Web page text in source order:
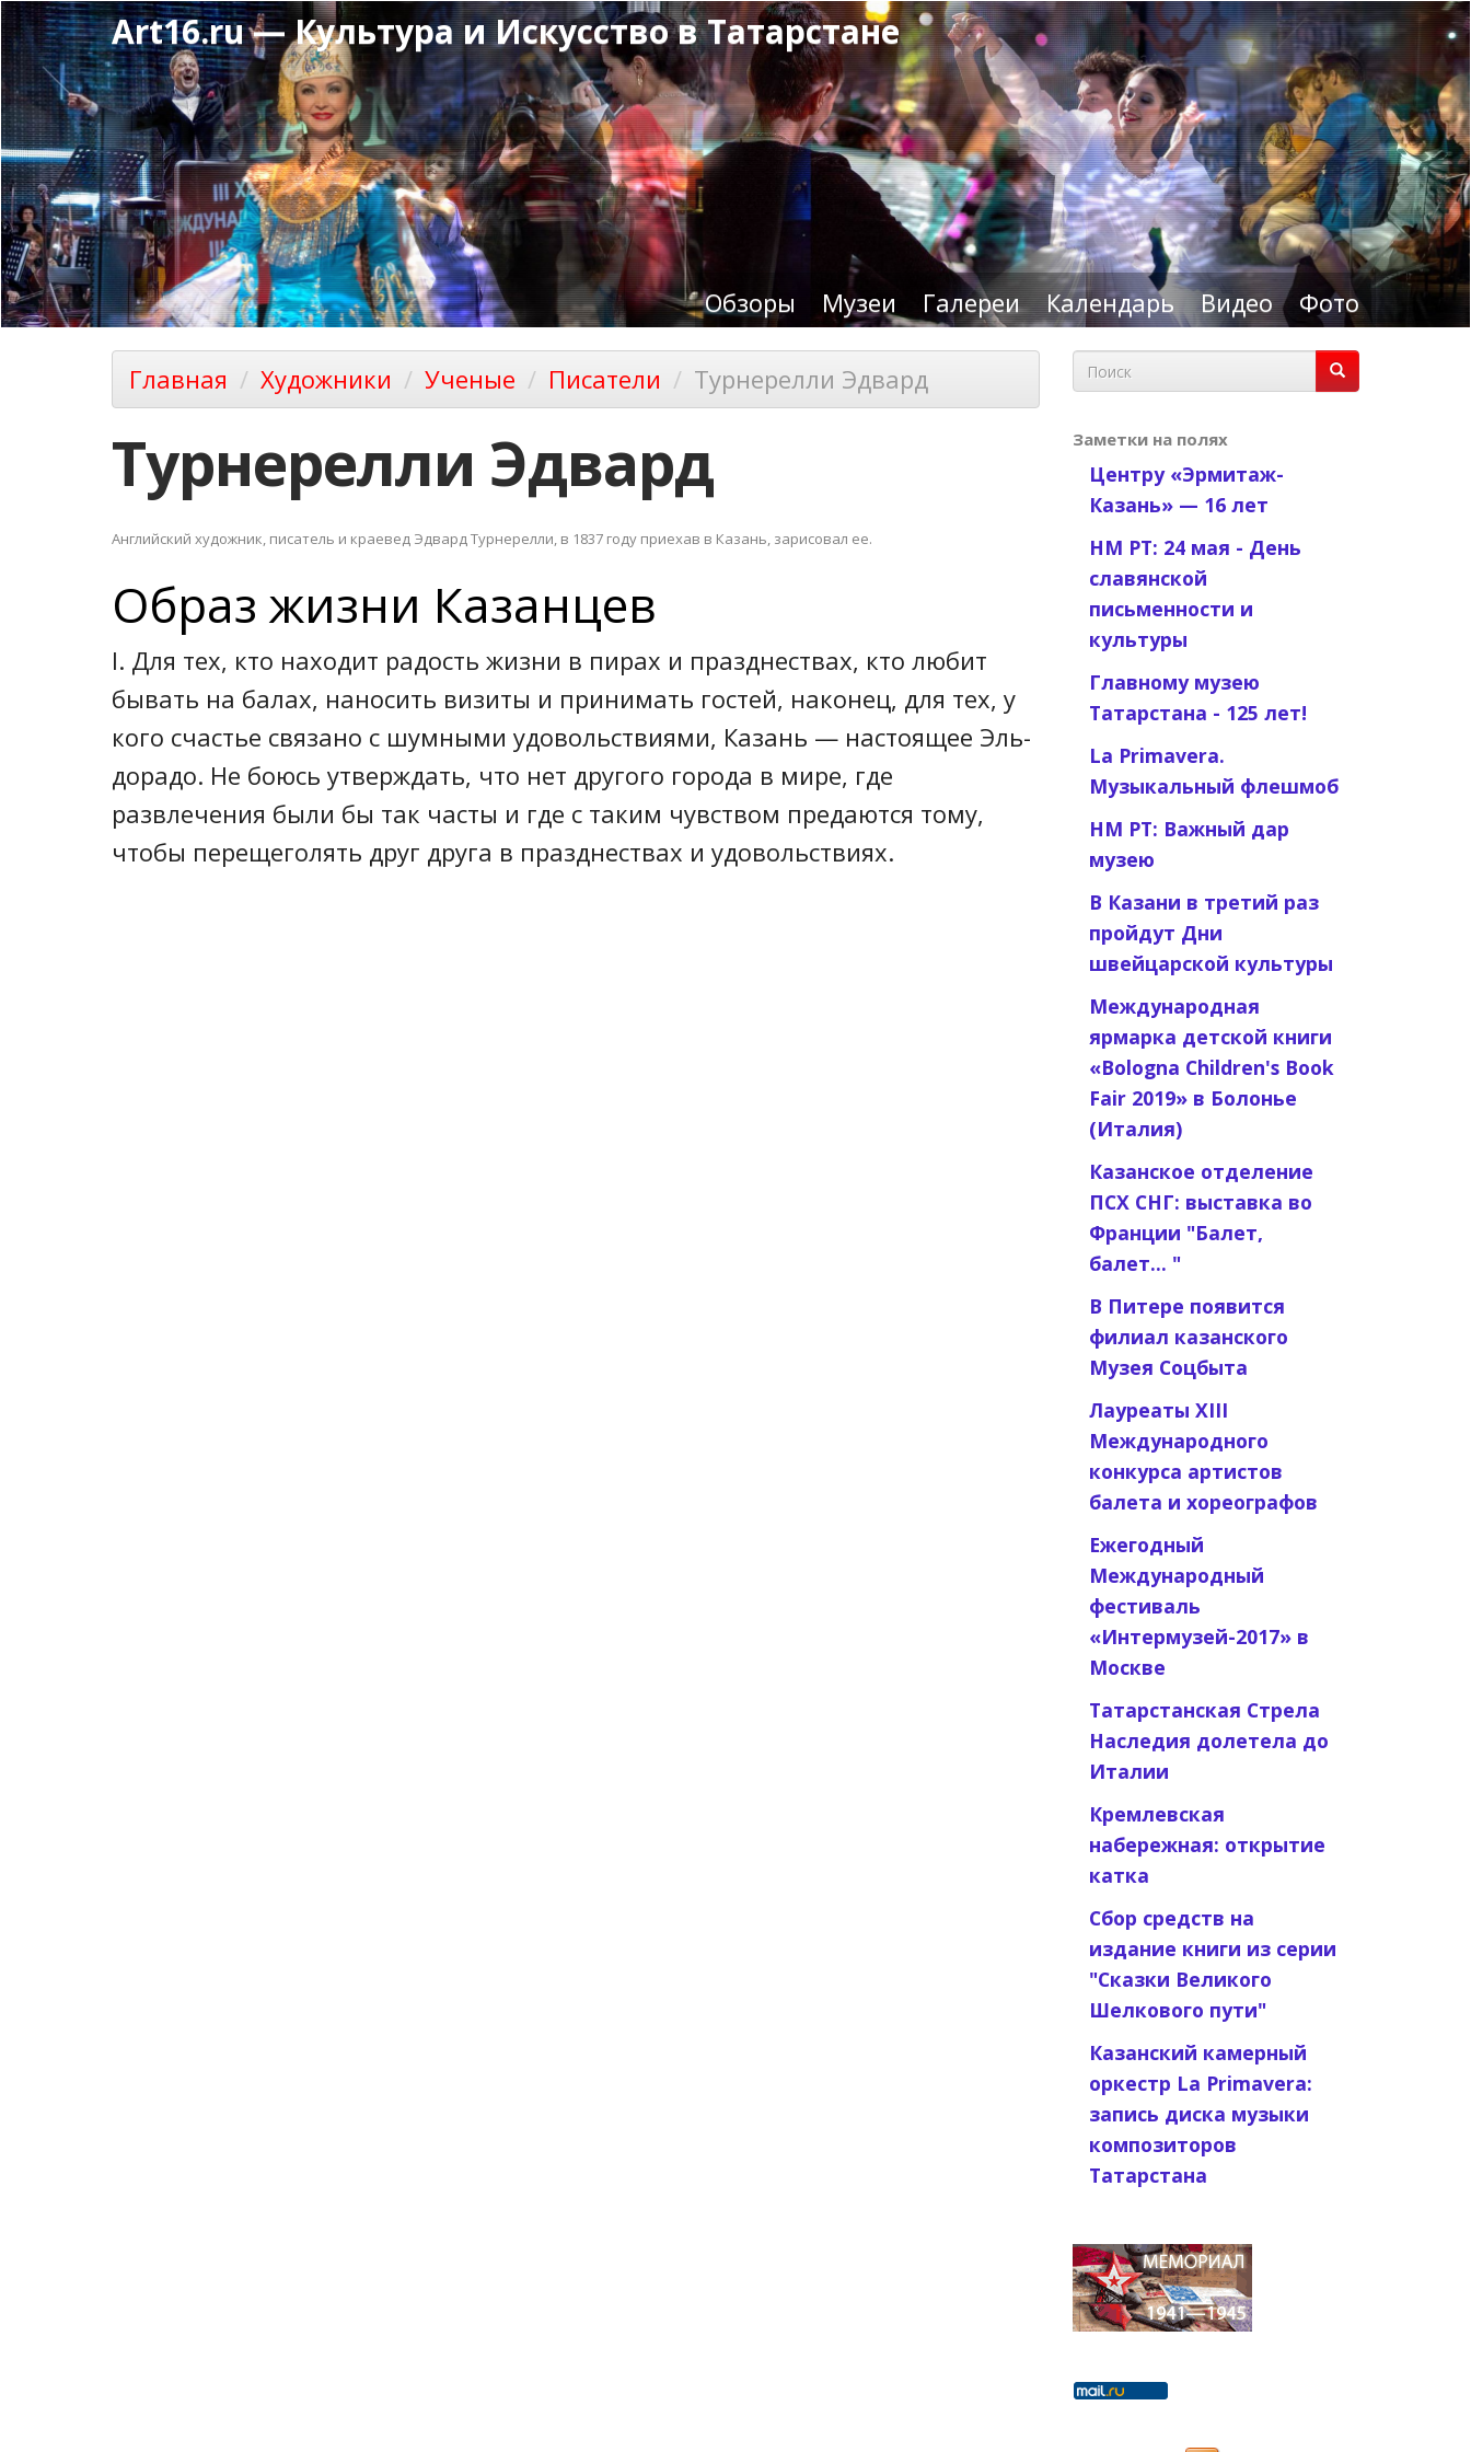
Перейти
к
основному
содержанию
Art16.ru — Культура и Искусство в Татарстане
Обзоры Музеи Галереи Календарь Видео Фото
Главная Художники Ученые Писатели Турнерелли Эдвард
Турнерелли Эдвард
Английский художник, писатель и краевед Эдвард Турнерелли, в 1837 году приехав в Казань, зарисовал ее.
Образ жизни Казанцев
I. Для тех, кто находит радость жизни в пирах и праз­днествах, кто любит
бывать на балах, наносить визиты и принимать гостей, наконец, для тех, у
кого счастье связа­но с шумными удовольствиями, Казань — настоящее Эль­
дорадо. Не боюсь утверждать, что нет другого города в мире, где
развлечения были бы так часты и где с таким чувством предаются тому,
чтобы перещеголять друг друга в празднествах и удовольствиях.
Форма
Заметки на полях
Центру «Эрмитаж-
Казань» — 16 лет
НМ РТ: 24 мая - День
славянской
письменности и
культуры
Главному музею
Татарстана - 125 лет!
La Primavera.
Музыкальный флешмоб
НМ РТ: Важный дар
музею
В Казани в третий раз
пройдут Дни
швейцарской культуры
Международная
ярмарка детской книги
«Bologna Children's Book
Fair 2019» в Болонье
(Италия)
Казанское отделение
ПСХ СНГ: выставка во
Франции "Балет,
балет... "
В Питере появится
филиал казанского
Музея Соцбыта
Лауреаты XIII
Международного
конкурса артистов
балета и хореографов
Ежегодный
Международный
фестиваль
«Интермузей-2017» в
Москве
Татарстанская Стрела
Наследия долетела до
Италии
Кремлевская
набережная: открытие
катка
Сбор средств на
издание книги из серии
"Сказки Великого
Шелкового пути"
Казанский камерный
оркестр La Primavera:
запись диска музыки
композиторов
Татарстана